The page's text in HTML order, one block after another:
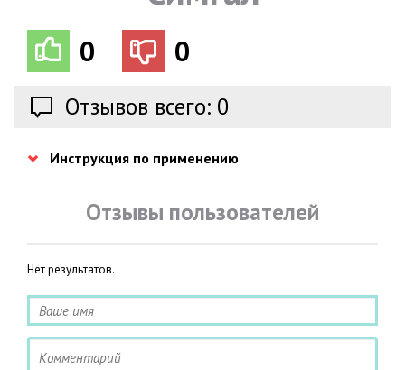
0 0
Отзывов всего: 0
Инструкция по применению
Отзывы пользователей
Нет результатов.